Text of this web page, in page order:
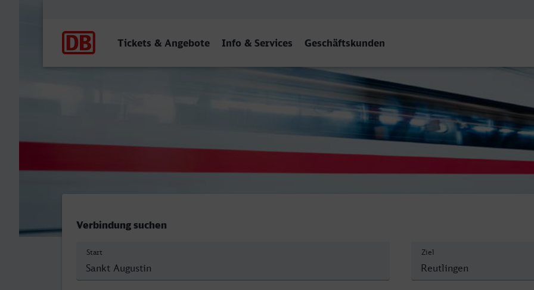
Tickets & Angebote Info & Services Geschäftskunden
St Augustin Ort - Reutlingen Hbf
Verbindung suchen
Start Ziel